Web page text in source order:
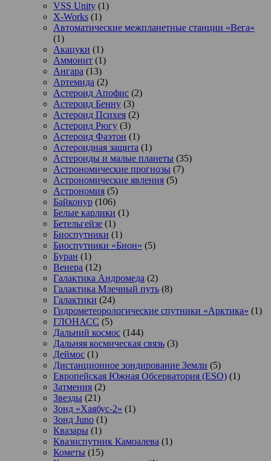
VSS Unity (1)
X-Works (1)
Автоматические межпланетные станции «Вега»
(1)
Акацуки (1)
Аммонит (1)
Ангара (13)
Артемида (2)
Астероид Апофис (2)
Астероид Бенну (3)
Астероид Психея (2)
Астероид Рюгу (3)
Астероид Фаэтон (1)
Астероидная защита (1)
Астероиды и малые планеты (35)
Астрономические прогнозы (7)
Астрономические явления (5)
Астрономия (5)
Байконур (106)
Белые карлики (1)
Бетельгейзе (1)
Биоспутники (1)
Биоспутники «Бион» (5)
Буран (1)
Венера (12)
Галактика Андромеда (2)
Галактика Млечный путь (8)
Галактики (24)
Гидрометеорологические спутники «Арктика» (1)
ГЛОНАСС (5)
Дальний космос (144)
Дальняя космическая связь (3)
Деймос (1)
Дистанционное зондирование Земли (5)
Европейская Южная Обсерватория (ESO) (1)
Затмения (2)
Звезды (21)
Зонд «Хаябус-2» (1)
Зонд Juno (1)
Квазары (1)
Квазиспутник Камоалева (1)
Кометы (15)